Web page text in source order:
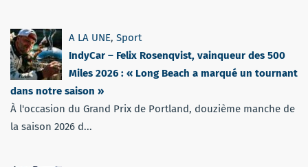
A LA UNE, Sport
IndyCar – Felix Rosenqvist, vainqueur des 500
Miles 2026 : « Long Beach a marqué un tournant
dans notre saison »
À l'occasion du Grand Prix de Portland, douzième manche de
la saison 2026 d...